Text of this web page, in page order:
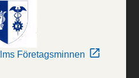
Företagsminnen